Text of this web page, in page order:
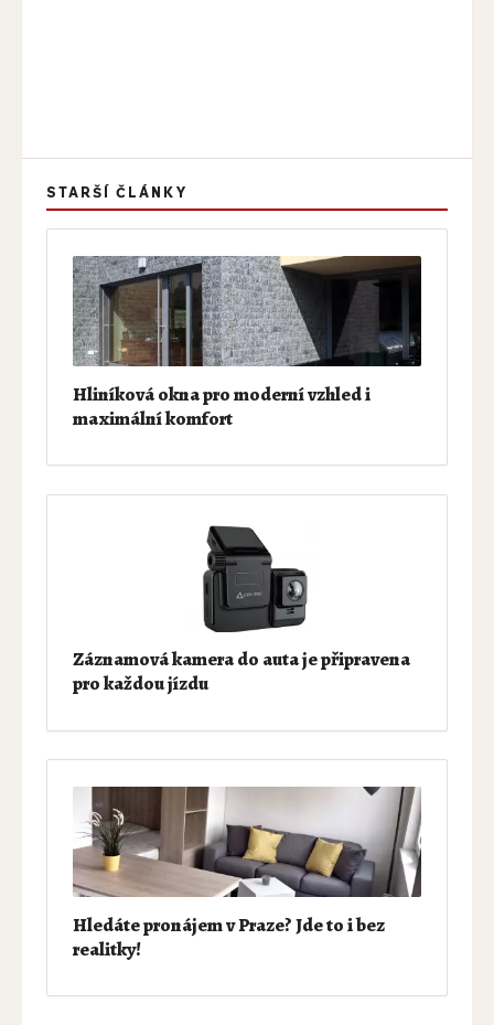
STARŠÍ ČLÁNKY
Hliníková okna pro moderní vzhled i
maximální komfort
Záznamová kamera do auta je připravena
pro každou jízdu
Hledáte pronájem v Praze? Jde to i bez
realitky!